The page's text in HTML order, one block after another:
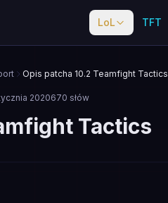
LoL TFT
Opis patcha 10.2 Teamfight Tactics
2020670 słów
Tactics